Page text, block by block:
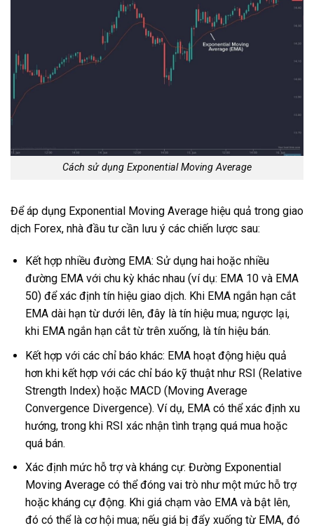
Cách sử dụng Exponential Moving Average
Để áp dụng Exponential Moving Average hiệu quả trong giao
dịch Forex, nhà đầu tư cần lưu ý các chiến lược sau:
Kết hợp nhiều đường EMA: Sử dụng hai hoặc nhiều
đường EMA với chu kỳ khác nhau (ví dụ: EMA 10 và EMA
50) để xác định tín hiệu giao dịch. Khi EMA ngắn hạn cắt
EMA dài hạn từ dưới lên, đây là tín hiệu mua; ngược lại,
khi EMA ngắn hạn cắt từ trên xuống, là tín hiệu bán.
Kết hợp với các chỉ báo khác: EMA hoạt động hiệu quả
hơn khi kết hợp với các chỉ báo kỹ thuật như RSI (Relative
Strength Index) hoặc MACD (Moving Average
Convergence Divergence). Ví dụ, EMA có thể xác định xu
hướng, trong khi RSI xác nhận tình trạng quá mua hoặc
quá bán.
Xác định mức hỗ trợ và kháng cự: Đường Exponential
Moving Average có thể đóng vai trò như một mức hỗ trợ
hoặc kháng cự động. Khi giá chạm vào EMA và bật lên,
đó có thể là cơ hội mua; nếu giá bị đẩy xuống từ EMA, đó